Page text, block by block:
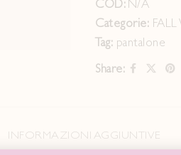
COD: N/A
Categorie:
Tag: pantalone
Share:
INFORMAZIONI AGGIUNTIVE